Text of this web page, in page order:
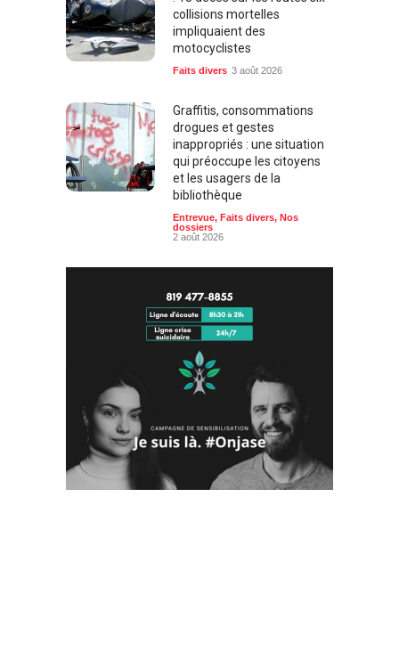
collisions mortelles
impliquaient des
motocyclistes
Faits divers 3 août 2026
Graffitis, consommations
drogues et gestes
inappropriés : une situation
qui préoccupe les citoyens
et les usagers de la
bibliothèque
Entrevue Faits divers
Nos
dossiers
2 août 2026